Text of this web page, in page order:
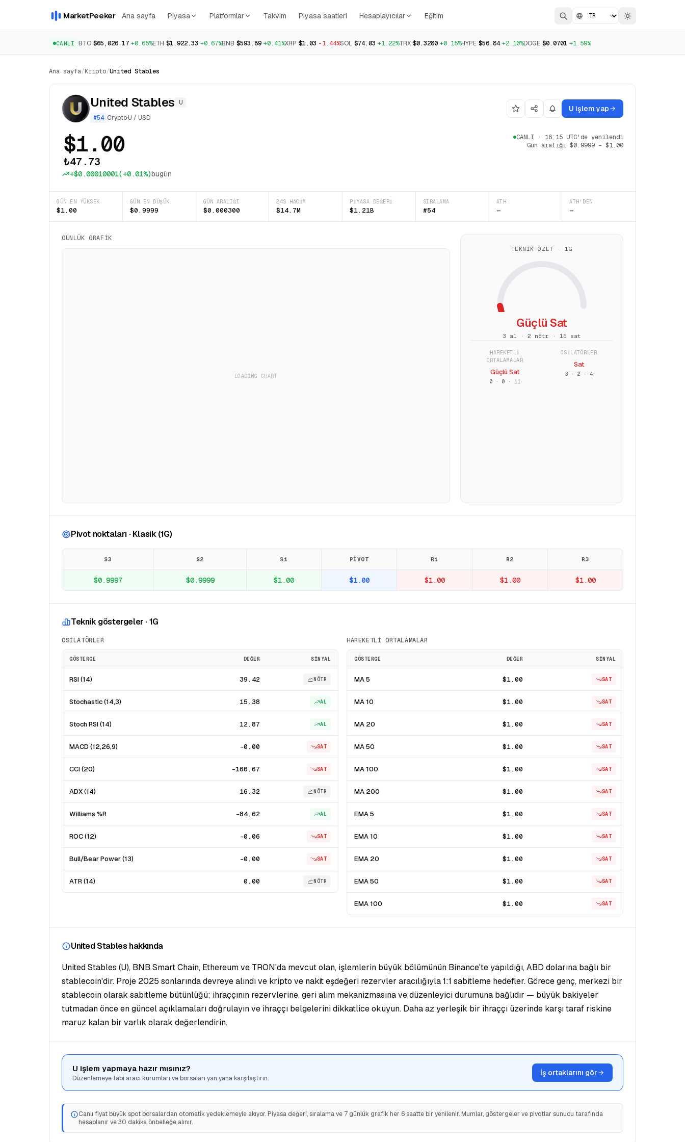
MarketPeeker Ana sayfa Piyasa Platformlar Takvim Piyasa saatleri Hesaplayıcılar Eğitim
CANLI BTC $65,026.17 +0.65%ETH $1,922.33 +0.67%BNB $593.89 +0.41%XRP $1.03 -1.44%SOL $74.03 +1.22%TRX $0.3280 +0.15%HYPE $56.84 +2.10%DOGE $0.0701 +1.59%
Ana sayfa/Kripto/United Stables
United Stables U
#54 Crypto·U / USD
U işlem yap
$1.00
₺47.73
+$0.00010001(+0.01%)bugün
CANLI · 16:15 UTC'de yenilendi
Gün aralığı $0.9999 – $1.00
GÜN EN YÜKSEK
$1.00
GÜN EN DÜŞÜK
$0.9999
GÜN ARALIĞI
$0.000300
24S HACIM
$14.7M
PIYASA DEĞERI
$1.21B
SIRALAMA
#54
ATH
—
ATH'DEN
—
GÜNLÜK GRAFIK
LOADING CHART
TEKNIK ÖZET · 1G
Güçlü Sat
3 al · 2 nötr · 15 sat
HAREKETLI
ORTALAMALAR
Güçlü Sat
0 · 0 · 11
OSILATÖRLER
Sat
3 · 2 · 4
Pivot noktaları · Klasik (1G)
S3 S2 S1 PIVOT R1 R2 R3
$0.9997 $0.9999 $1.00 $1.00 $1.00 $1.00 $1.00
Teknik göstergeler · 1G
OSILATÖRLER
GÖSTERGE DEĞER SINYAL
RSI (14) 39.42 NÖTR
Stochastic (14,3) 15.38 AL
Stoch RSI (14) 12.87 AL
MACD (12,26,9) -0.00 SAT
CCI (20) -166.67 SAT
ADX (14) 16.32 NÖTR
Williams %R -84.62 AL
ROC (12) -0.06 SAT
Bull/Bear Power (13) -0.00 SAT
ATR (14) 0.00 NÖTR
HAREKETLI ORTALAMALAR
GÖSTERGE DEĞER SINYAL
MA 5 $1.00 SAT
MA 10 $1.00 SAT
MA 20 $1.00 SAT
MA 50 $1.00 SAT
MA 100 $1.00 SAT
MA 200 $1.00 SAT
EMA 5 $1.00 SAT
EMA 10 $1.00 SAT
EMA 20 $1.00 SAT
EMA 50 $1.00 SAT
EMA 100 $1.00 SAT
United Stables hakkında
United Stables (U), BNB Smart Chain, Ethereum ve TRON'da mevcut olan, işlemlerin büyük bölümünün Binance'te yapıldığı, ABD dolarına bağlı bir
stablecoin'dir. Proje 2025 sonlarında devreye alındı ve kripto ve nakit eşdeğeri rezervler aracılığıyla 1:1 sabitleme hedefler. Görece genç, merkezi bir
stablecoin olarak sabitleme bütünlüğü; ihraççının rezervlerine, geri alım mekanizmasına ve düzenleyici durumuna bağlıdır — büyük bakiyeler
tutmadan önce en güncel açıklamaları doğrulayın ve ihraççı belgelerini dikkatlice okuyun. Daha az yerleşik bir ihraççı üzerinde karşı taraf riskine
maruz kalan bir varlık olarak değerlendirin.
U işlem yapmaya hazır mısınız?
Düzenlemeye tabi aracı kurumları ve borsaları yan yana karşılaştırın.
İş ortaklarını gör
Canlı fiyat büyük spot borsalardan otomatik yedeklemeyle akıyor. Piyasa değeri, sıralama ve 7 günlük grafik her 6 saatte bir yenilenir. Mumlar, göstergeler ve pivotlar sunucu tarafında
hesaplanır ve 30 dakika önbelleğe alınır.